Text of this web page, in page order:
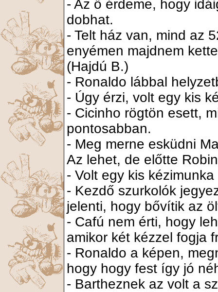
- Az ő érdeme, hogy
dobhat.
- Telt ház van, mind az
enyémen majdnem
(Hajdú B.)
- Ronaldo lábbal
- Úgy érzi, volt egy kis
- Cicinho rögtön esett,
pontosabban.
- Meg merne esküdni
Az lehet, de előtte
- Volt egy kis
- Kezdő szurkolók
jelenti, hogy bővítik az
- Cafú nem érti, hogy
amikor két kézzel fogja
- Ronaldo a képen,
hogy hogy fest így jó
- Bartheznek az volt a